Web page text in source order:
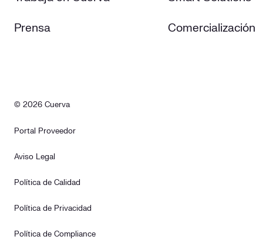
Prensa Comercialización
© 2026 Cuerva
Portal Proveedor
Aviso Legal
Política de Calidad
Política de Privacidad
Política de Compliance